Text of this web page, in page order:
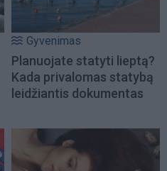
Gyvenimas
Planuojate statyti lieptą?
Kada privalomas statybą
leidžiantis dokumentas